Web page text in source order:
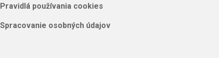
Pravidlá používania cookies
Spracovanie osobných údajov